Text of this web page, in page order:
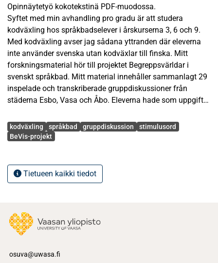
Opinnäytetyö kokotekstinä PDF-muodossa.
Syftet med min avhandling pro gradu är att studera
kodväxling hos språkbadselever i årskurserna 3, 6 och 9.
Med kodväxling avser jag sådana yttranden där eleverna
inte använder svenska utan kodväxlar till finska. Mitt
forskningsmaterial hör till projektet Begreppsvärldar i
svenskt språkbad. Mitt material innehåller sammanlagt 29
inspelade och transkriberade gruppdiskussioner från
städerna Esbo, Vasa och Åbo. Eleverna hade som uppgift
presentation om ämnet till en skolklass i södra Sverige. I
samband med instruktionerna fick eleverna också sex
diskussionen.
kodväxlade yttranden i diskussionerna och gjort
jämförelser mellan de tre årskurserna och städerna. Jag
samtalspartner inom de kodväxlade yttrandena. Dessutom
Avainsanat
kodväxling språkbad gruppdiskussion
stimulusord
BeVis-projekt
Tietueen kaikki tiedot
osuva@uwasa.fi